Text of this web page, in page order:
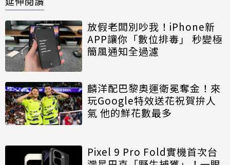
放假老闆別吵我！iPhone新
APP讓你「數位排毒」 秒變極
簡風通知全過濾
麟洋配巴黎奧運衛冕奪金！來
玩Google特效送花祝賀拚人
氣 他的鮮花數最多
Pixel 9 Pro Fold實機首次台